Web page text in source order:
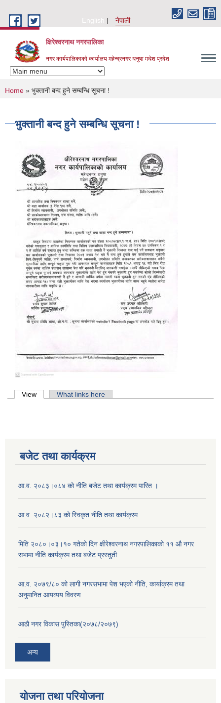
English
नेपाली
क्षिरेश्वरनाथ नगरपालिका
नगर कार्यपालिकाको कार्यालय महेन्द्रनगर धनुषा मधेश प्रदेश
You are here
Home » भुक्तानी बन्द हुने सम्बन्धि सूचना !
भुक्तानी बन्द हुने सम्बन्धि सूचना !
Primary tabs
View (active tab)What links here
बजेट तथा कार्यक्रम
आ.व. २०८३।०८४ को नीति बजेट तथा कार्यक्रम पारित ।
आ.व. २०८२।८३ को स्विकृत नीति तथा कार्यक्रम
मिति २०८०।०३।१० गतेकाे दिन क्षीरेश्वरनाथ नगरपालिकाकाे ११ ‍औ नगर
सभामा नीति कार्यक्रम तथा बजेट प्रस्तुती
आ.व. २०७९/८० को लागी नगरसभामा पेश भएको नीति, कार्याक्रम तथा
अनुमानित आयव्यय विवरण
आठौ नगर विकास पुस्तिका(२०७८/२०७९)
अन्य
योजना तथा परियोजना